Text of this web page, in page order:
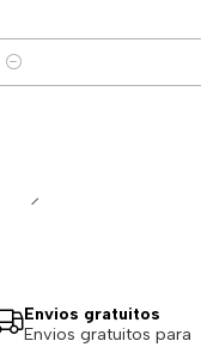
Envios gratuitos
Envios gratuitos para